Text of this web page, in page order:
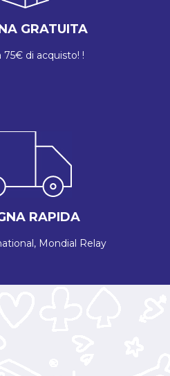
GRATUITA
75€ di acquisto! !
RAPIDA
Mondial Relay